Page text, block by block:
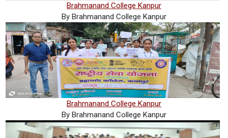
Brahmanand College Kanpur
By Brahmanand College Kanpur
Brahmanand College Kanpur
By Brahmanand College Kanpur